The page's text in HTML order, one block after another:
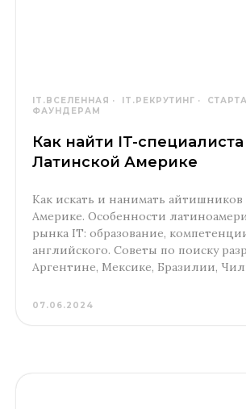
IT.ВСЕЛЕННАЯ IT.РЕКРУТИНГ
ФАУНДЕРАМ
Как найти IT-специалиста
Латинской Америке
Как искать и нанимать
Америке. Особенности
рынка IT: образование,
английского. Советы по поиску
Аргентине, Мексике, Бразилии,
07.06.2024